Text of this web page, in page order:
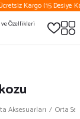
Kargo (15 Desiye
Aksesuarları Orta